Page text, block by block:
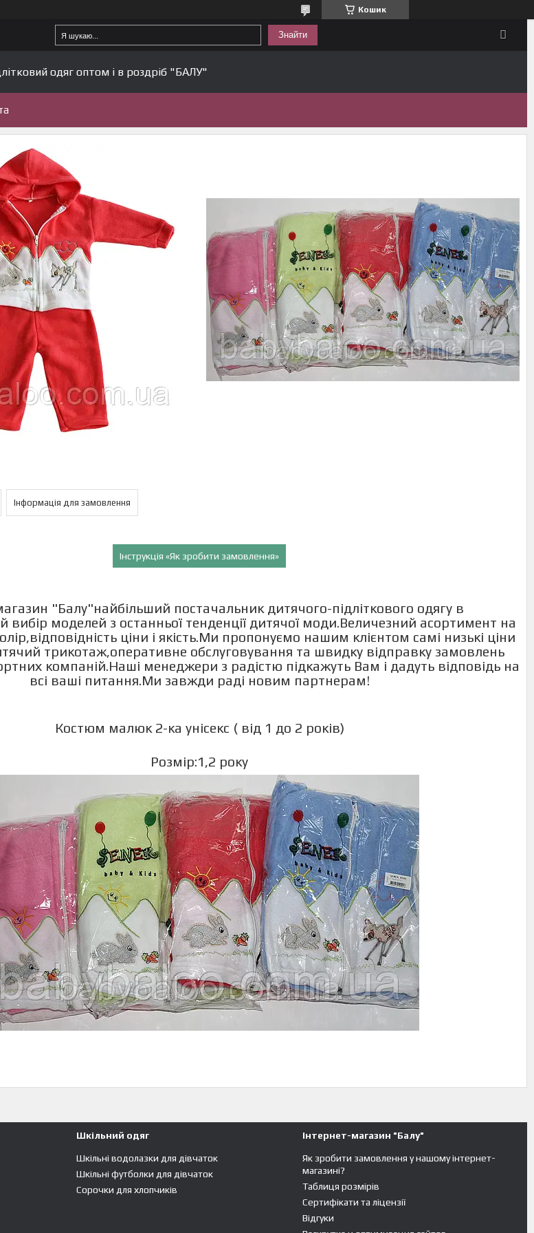
Кошик
Знайти
одяг оптом і в роздріб "БАЛУ"
Інформація для замовлення
Інструкція «Як зробити замовлення»
"Балу"найбільший постачальник дитячого-підліткового одягу в
вибір моделей з останньої тенденції дитячої моди.Величезний асортимент на
ціни і якість.Ми пропонуємо нашим клієнтом самі низькі ціни
трикотаж,оперативне обслуговування та швидку відправку замовлень
компаній.Наші менеджери з радістю підкажуть Вам і дадуть відповідь на
всі ваші питання.Ми завжди раді новим партнерам!
Костюм малюк 2-ка унісекс ( від 1 до 2 років)
Розмір:1,2 року
Шкільний одяг
Шкільні водолазки для дівчаток
Шкільні футболки для дівчаток
Сорочки для хлопчиків
Інтернет-магазин "Балу"
Як зробити замовлення у нашому інтернет-
магазині?
Таблиця розмірів
Сертифікати та ліцензії
Відгуки